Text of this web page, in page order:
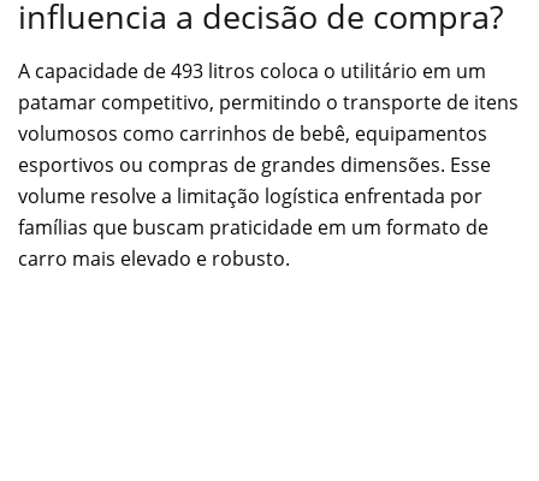
influencia a decisão de compra?
A capacidade de 493 litros coloca o utilitário em um
patamar competitivo, permitindo o transporte de itens
volumosos como carrinhos de bebê, equipamentos
esportivos ou compras de grandes dimensões. Esse
volume resolve a limitação logística enfrentada por
famílias que buscam praticidade em um formato de
carro mais elevado e robusto.